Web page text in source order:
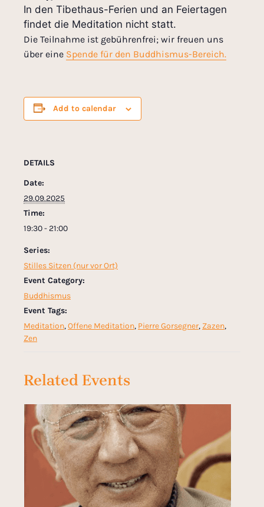
In den Tibethaus-Ferien und an Feiertagen
findet die Meditation nicht statt.
Die Teilnahme ist gebührenfrei; wir freuen uns
über eine Spende für den Buddhismus-Bereich.
Add to calendar
DETAILS
Date:
29.09.2025
Time:
19:30 - 21:00
Series:
Stilles Sitzen (nur vor Ort)
Event Category:
Buddhismus
Event Tags:
Meditation,Offene Meditation, Pierre Gorsegner, Zazen,
Zen
Related Events